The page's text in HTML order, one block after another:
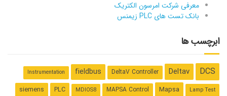
معرفی شرکت امرسون الکتریک
بانک تست های PLC زیمنس
ابرچسب ها
DCS
Deltav
DeltaV Controller
fieldbus
Instrumentation
Lamp Test
Mapsa
MAPSA Control
MDIOS8
PLC
siemens